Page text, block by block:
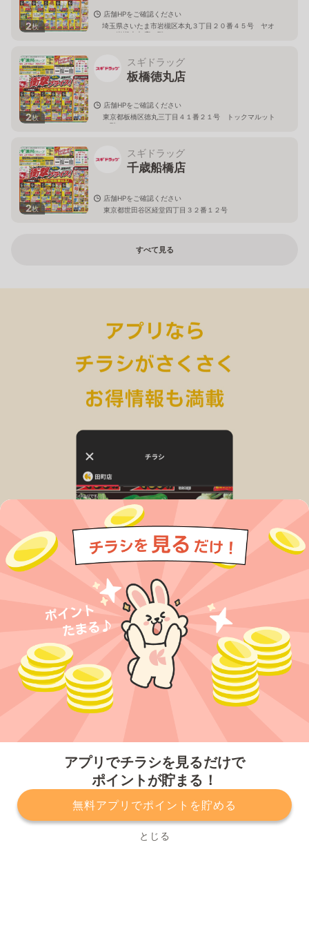
アプリでチラシを見るだけで
ポイントが貯まる！
無料アプリでポイントを貯める
とじる
2枚
店舗HPをご確認ください
埼玉県さいたま市岩槻区本丸３丁目２０番４５号 ヤオ
コー岩槻本丸店２階
2枚
スギドラッグ
板橋徳丸店
店舗HPをご確認ください
東京都板橋区徳丸三丁目４１番２１号 トックマルット
１階
2枚
スギドラッグ
千歳船橋店
店舗HPをご確認ください
東京都世田谷区経堂四丁目３２番１２号
すべて見る
プライバシーポリシー 利用規約
運営会社
サービスに関してのお問い合わせ